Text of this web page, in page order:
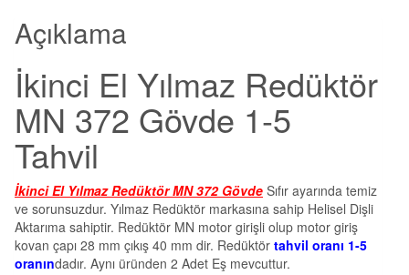
Açıklama
İkinci El Yılmaz Redüktör
MN 372 Gövde 1-5
Tahvil
İkinci El Yılmaz Redüktör MN 372 Gövde Sıfır ayarında temiz
ve sorunsuzdur. Yılmaz Redüktör markasına sahip Helisel Dişli
Aktarıma sahiptir. Redüktör MN motor girişli olup motor giriş
kovan çapı 28 mm çıkış 40 mm dir. Redüktör tahvil oranı 1-5
oranındadır. Aynı üründen 2 Adet Eş mevcuttur.